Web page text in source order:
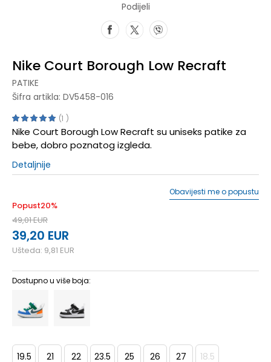
Podijeli
Nike Court Borough Low Recraft
PATIKE
Šifra artikla: DV5458-016
1
Nike Court Borough Low Recraft su uniseks patike za
bebe, dobro poznatog izgleda.
Detaljnije
Popust20%
49,01EUR
39,20 EUR
Ušteda: 9,81 EUR
Obavijesti me o popustu
Dostupno u više boja:
19.5 21 22 23.5 25 26 27 18.5